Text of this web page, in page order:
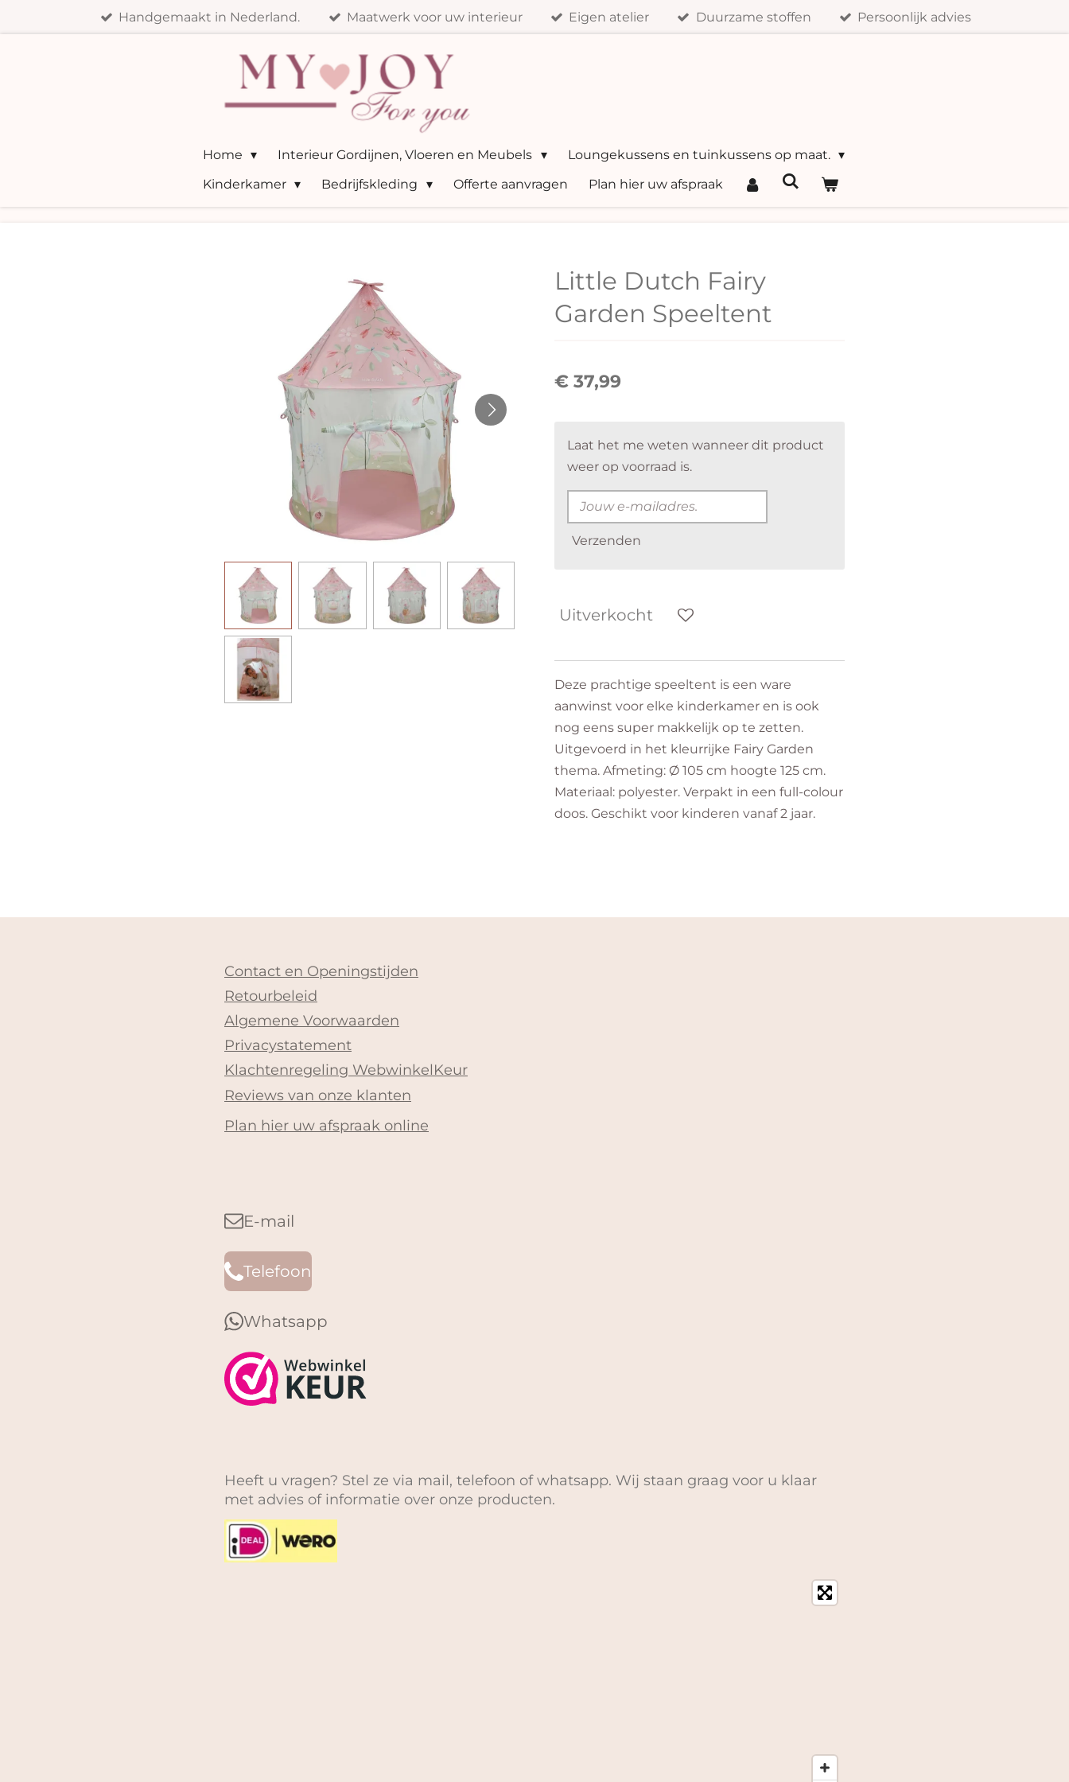
Handgemaakt in Nederland. Maatwerk voor uw interieur Eigen atelier Duurzame stoffen Persoonlijk advies
Home Interieur Gordijnen, Vloeren en Meubels
Loungekussens en tuinkussens op maat.
Kinderkamer
Bedrijfskleding Offerte aanvragen Plan hier uw afspraak
Little Dutch Fairy
Garden Speeltent
€ 37,99
Laat het me weten wanneer dit product
weer op voorraad is.
Verzenden
Uitverkocht
Deze prachtige speeltent is een ware
aanwinst voor elke kinderkamer en is ook
nog eens super makkelijk op te zetten.
Uitgevoerd in het kleurrijke Fairy Garden
thema. Afmeting: Ø 105 cm hoogte 125 cm.
Materiaal: polyester. Verpakt in een full-colour
doos. Geschikt voor kinderen vanaf 2 jaar.
Contact en Openingstijden
Retourbeleid
Algemene Voorwaarden
Privacystatement
Klachtenregeling WebwinkelKeur
Reviews van onze klanten
Plan hier uw afspraak online
E-mail
Telefoon
Whatsapp
Heeft u vragen? Stel ze via mail, telefoon of whatsapp. Wij staan graag voor u klaar
met advies of informatie over onze producten.